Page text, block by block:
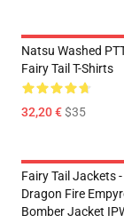
Natsu Washed
Fairy Tail T-Shirts
32,20 €$35
Fairy Tail Jackets
Dragon Fire
Bomber Jacket